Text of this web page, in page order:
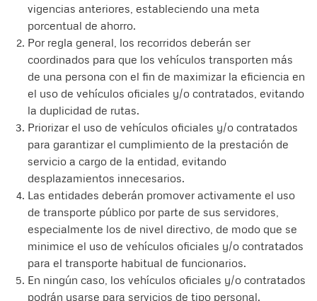
vigencias anteriores, estableciendo una meta
porcentual de ahorro.
Por regla general, los recorridos deberán ser
coordinados para que los vehículos transporten más
de una persona con el fin de maximizar la eficiencia en
el uso de vehículos oficiales y/o contratados, evitando
la duplicidad de rutas.
Priorizar el uso de vehículos oficiales y/o contratados
para garantizar el cumplimiento de la prestación de
servicio a cargo de la entidad, evitando
desplazamientos innecesarios.
Las entidades deberán promover activamente el uso
de transporte público por parte de sus servidores,
especialmente los de nivel directivo, de modo que se
minimice el uso de vehículos oficiales y/o contratados
para el transporte habitual de funcionarios.
En ningún caso, los vehículos oficiales y/o contratados
podrán usarse para servicios de tipo personal.